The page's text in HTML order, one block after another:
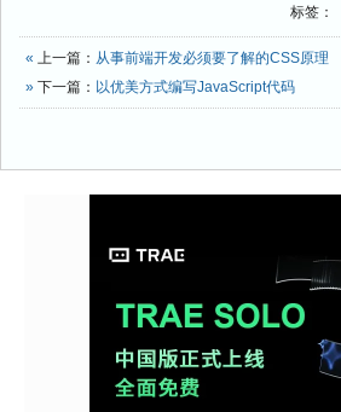
标签：
« 上一篇： 从事前端开发必须要了解的CSS原理
» 下一篇： 以优美方式编写JavaScript代码